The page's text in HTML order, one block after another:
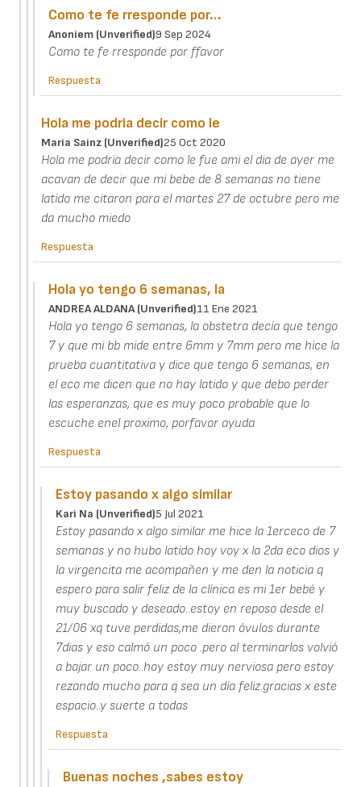
Como te fe rresponde por…
Anoniem (unverified)9 Sep 2024
Como te fe rresponde por ffavor
Respuesta
Hola me podria decir como le
Maria Sainz (unverified)25 Oct 2020
Hola me podria decir como le fue ami el dia de ayer me
acavan de decir que mi bebe de 8 semanas no tiene
latido me citaron para el martes 27 de octubre pero me
da mucho miedo
Respuesta
Hola yo tengo 6 semanas, la
ANDREA ALDANA (unverified)11 Ene 2021
Hola yo tengo 6 semanas, la obstetra decía que tengo
7 y que mi bb mide entre 6mm y 7mm pero me hice la
prueba cuantitativa y dice que tengo 6 semanas, en
el eco me dicen que no hay latido y que debo perder
las esperanzas, que es muy poco probable que lo
escuche enel proximo, porfavor ayuda
Respuesta
Estoy pasando x algo similar
Kari Na (unverified)5 Jul 2021
Estoy pasando x algo similar me hice la 1erceco de 7
semanas y no hubo latido hoy voy x la 2da eco dios y
la virgencita me acompañen y me den la noticia q
espero para salir feliz de la clínica es mi 1er bebé y
muy buscado y deseado..estoy en reposo desde el
21/06 xq tuve perdidas,me dieron óvulos durante
7dias y eso calmó un poco .pero al terminarlos volvió
a bajar un poco..hoy estoy muy nerviosa pero estoy
rezando mucho para q sea un día feliz.gracias x este
espacio..y suerte a todas
Respuesta
Buenas noches ,sabes estoy